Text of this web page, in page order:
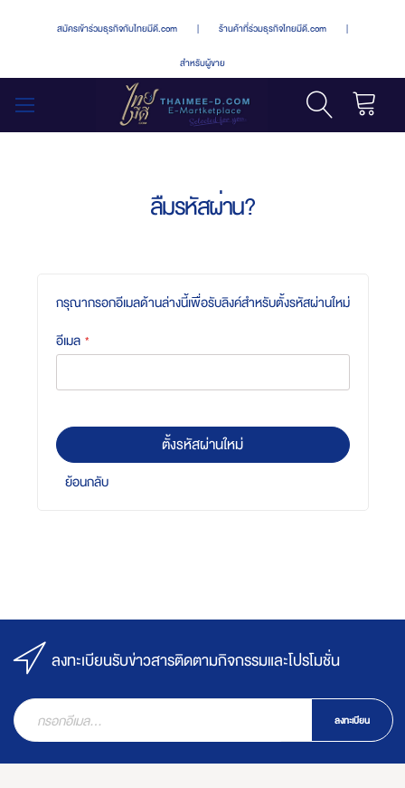
สมัครเข้าร่วมธุรกิจกับไทยมีดี.com | ร้านค้าที่ร่วมธุรกิจไทยมีดี.com |
สำหรับผู้ขาย
ลืมรหัสผ่าน?
กรุณากรอกอีเมลด้านล่างนี้เพื่อรับลิงค์สำหรับตั้งรหัสผ่านใหม่
อีเมล
ตั้งรหัสผ่านใหม่
ย้อนกลับ
ลงทะเบียนรับข่าวสารติดตามกิจกรรมและโปรโมชั่น
ลงทะเบียน